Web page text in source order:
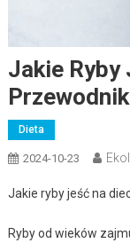
Jakie Ryby
Dieta
2024-10-23
Jakie ryby jeść na
Ryby od wieków